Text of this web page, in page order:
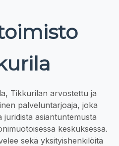
Tikkurilan arvostettu ja
palveluntarjoaja, joka
asiantuntemusta
keskuksessa.
sekä yksityishenkilöitä